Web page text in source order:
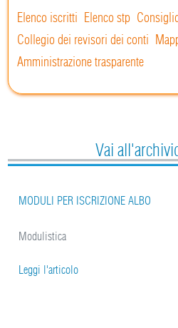
Elenco iscritti Elenco stp
Collegio dei revisori dei conti
Amministrazione trasparente
Vai
MODULI PER ISCRIZIONE ALBO
Modulistica
Leggi l'articolo